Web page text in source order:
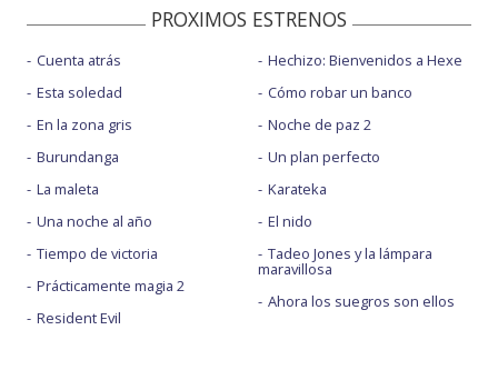
PROXIMOS ESTRENOS
Cuenta atrás
Esta soledad
En la zona gris
Burundanga
La maleta
Una noche al año
Tiempo de victoria
Prácticamente magia 2
Resident Evil
Hechizo: Bienvenidos a Hexe
Cómo robar un banco
Noche de paz 2
Un plan perfecto
Karateka
El nido
Tadeo Jones y la lámpara
maravillosa
Ahora los suegros son ellos